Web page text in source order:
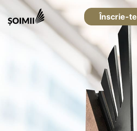
Înscrie-te